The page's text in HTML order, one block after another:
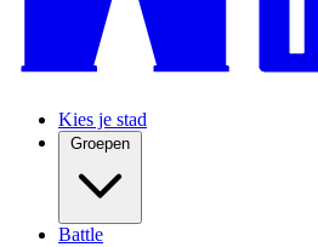
Kies je stad
Groepen
Battle